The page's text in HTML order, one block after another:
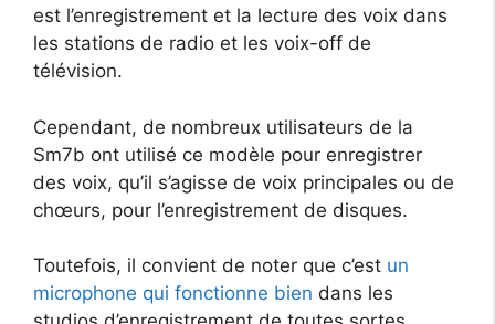
est l’enregistrement et la lecture des voix dans
les stations de radio et les voix-off de
télévision.
Cependant, de nombreux utilisateurs de la
Sm7b ont utilisé ce modèle pour enregistrer
des voix, qu’il s’agisse de voix principales ou de
chœurs, pour l’enregistrement de disques.
Toutefois, il convient de noter que c’est un
microphone qui fonctionne bien dans les